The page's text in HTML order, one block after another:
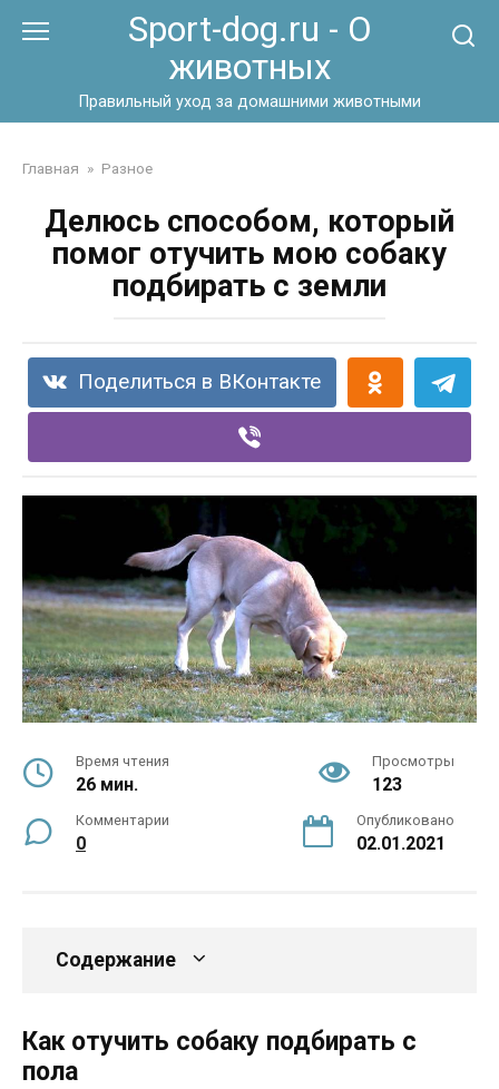
Sport-dog.ru - О
животных
Правильный уход за домашними животными
Главная » Разное
Делюсь способом, который
помог отучить мою собаку
подбирать с земли
Поделиться в ВКонтакте
Время чтения
26 мин.
Просмотры
123
Комментарии
0
Опубликовано
02.01.2021
Содержание
Как отучить собаку подбирать с
пола